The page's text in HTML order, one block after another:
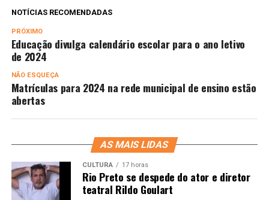
NOTÍCIAS RECOMENDADAS
PRÓXIMO
Educação divulga calendário escolar para o ano letivo
de 2024
NÃO ESQUEÇA
Matrículas para 2024 na rede municipal de ensino estão
abertas
AS MAIS LIDAS
CULTURA 17 horas
Rio Preto se despede do ator e diretor
teatral Rildo Goulart